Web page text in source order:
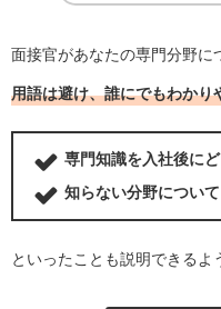
面接官があなたの専門分野に
用語は避け、誰にでもわかり
専門知識を入社後にど
知らない分野につい
といったことも説明できるよ